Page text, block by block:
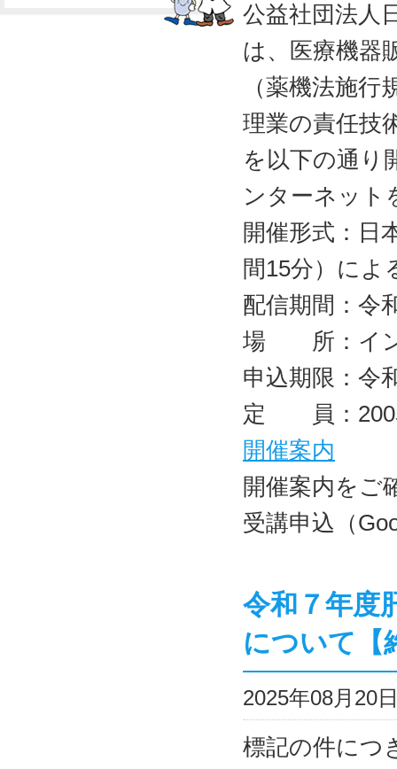
公益社団法人
は、医療機器
（薬機法施
理業の責任技
を以下の通り
ンターネット
開催形式：日
間15分）によ
配信期間：令
場 所：イン
申込期限：令
定 員：200
開催案内
開催案内をご
受講申込（
令和７年度
について【
2025年08月20
標記の件につ